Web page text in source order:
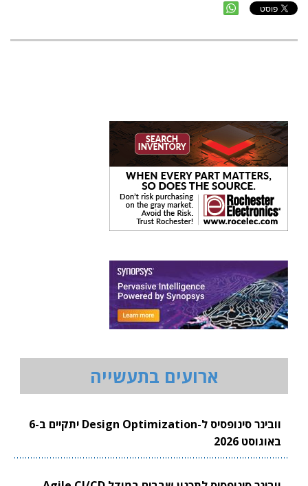
ארועים בתעשייה
וובינר סינופסיס ל-Design Optimization יתקיים ב-6
באוגוסט 2026